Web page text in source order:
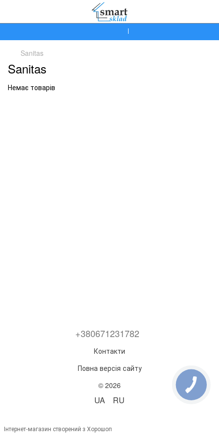
Ми працюємо!
Sanitas
Sanitas
Немає товарів
+380671231782
Контакти
Повна версія сайту
© 2026
UA RU
Інтернет-магазин створений з Хорошоп